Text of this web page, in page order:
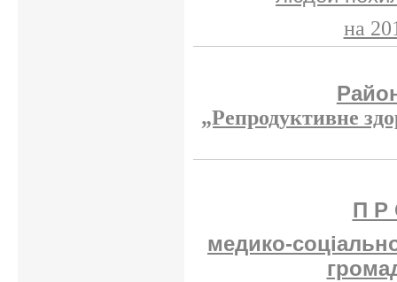
на
„Репродуктивне
П Р
медико-